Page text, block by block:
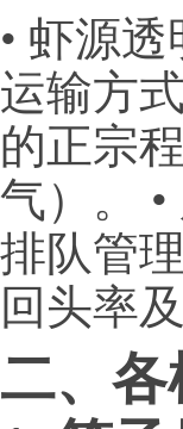
• 虾源
运输方
的正宗
气）。
排队管
回头率
二、